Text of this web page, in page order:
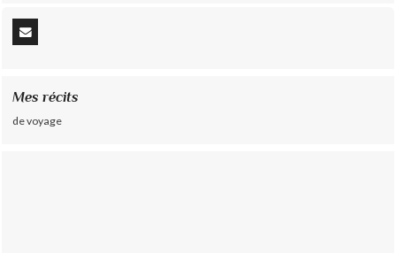
Mes récits
de voyage